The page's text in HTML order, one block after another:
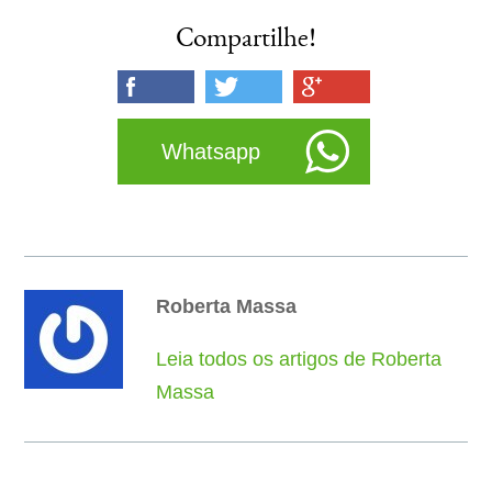
Compartilhe!
Whatsapp
Roberta Massa
Leia todos os artigos de Roberta
Massa